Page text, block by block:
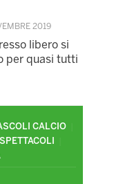
2019
libero si
per quasi tutti
CALCIO